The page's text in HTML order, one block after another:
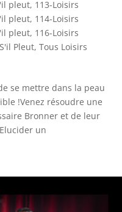
pleut, 113-Loisirs
pleut, 114-Loisirs
pleut, 116-Loisirs
Pleut, Tous Loisirs
se mettre dans la peau
!Venez résoudre une
Bronner et de leur
un